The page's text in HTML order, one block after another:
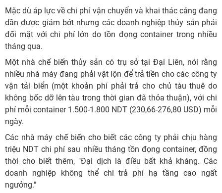
Mặc dù áp lực về chi phí vận chuyển và khai thác cảng đang
dần được giảm bớt nhưng các doanh nghiệp thủy sản phải
đối mặt với chi phí lớn do tồn đọng container trong nhiều
tháng qua.
Một nhà chế biến thủy sản có trụ sở tại Đại Liên, nói rằng
nhiều nhà máy đang phải vật lộn để trả tiền cho các công ty
vận tải biển (một khoản phí phải trả cho chủ tàu thuê do
không bốc dỡ lên tàu trong thời gian đã thỏa thuận), với chi
phí mỗi container 1.500-1.800 NDT (230,66-276,80 USD) mỗi
ngày.
Các nhà máy chế biến cho biết các công ty phải chịu hàng
triệu NDT chi phí sau nhiều tháng tồn đọng container, đồng
thời cho biết thêm, "Đại dịch là điều bất khả kháng. Các
doanh nghiệp không thể chi trả phí hạ tầng cao ngất
ngưởng."